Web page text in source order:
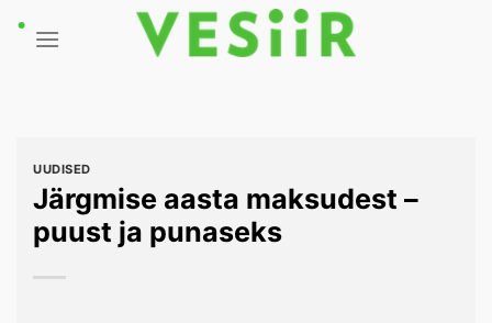
UUDISED
Järgmise aasta maksudest –
puust ja punaseks